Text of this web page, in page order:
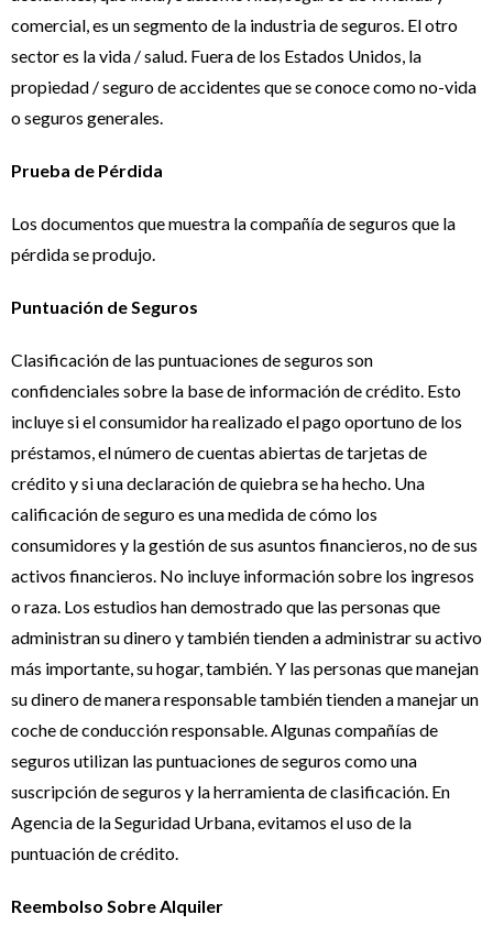
comercial, es un segmento de la industria de seguros. El otro
sector es la vida / salud. Fuera de los Estados Unidos, la
propiedad / seguro de accidentes que se conoce como no-vida
o seguros generales.
Prueba de Pérdida
Los documentos que muestra la compañía de seguros que la
pérdida se produjo.
Puntuación de Seguros
Clasificación de las puntuaciones de seguros son
confidenciales sobre la base de información de crédito. Esto
incluye si el consumidor ha realizado el pago oportuno de los
préstamos, el número de cuentas abiertas de tarjetas de
crédito y si una declaración de quiebra se ha hecho. Una
calificación de seguro es una medida de cómo los
consumidores y la gestión de sus asuntos financieros, no de sus
activos financieros. No incluye información sobre los ingresos
o raza. Los estudios han demostrado que las personas que
administran su dinero y también tienden a administrar su activo
más importante, su hogar, también. Y las personas que manejan
su dinero de manera responsable también tienden a manejar un
coche de conducción responsable. Algunas compañías de
seguros utilizan las puntuaciones de seguros como una
suscripción de seguros y la herramienta de clasificación. En
Agencia de la Seguridad Urbana, evitamos el uso de la
puntuación de crédito.
Reembolso Sobre Alquiler